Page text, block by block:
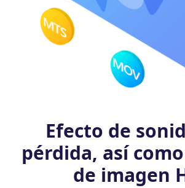
Efecto de
pérdida, así
de imagen